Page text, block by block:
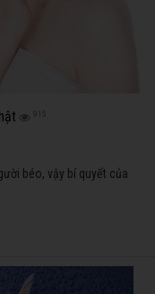
915
béo, vậy bí quyết của